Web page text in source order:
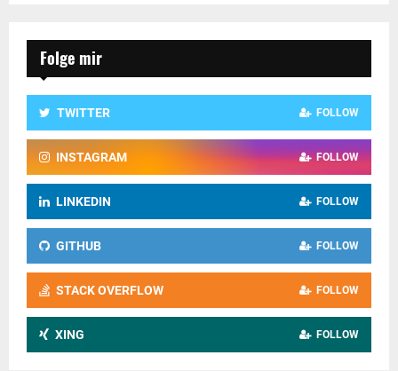
Folge mir
TWITTER FOLLOW
INSTAGRAM FOLLOW
LINKEDIN FOLLOW
GITHUB FOLLOW
STACK OVERFLOW FOLLOW
XING FOLLOW